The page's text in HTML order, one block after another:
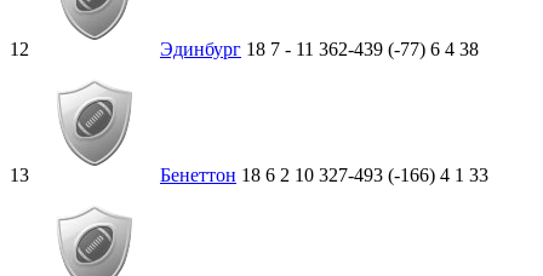
12 Эдинбург 18 7 - 11 362-439 (-77) 6 4 38
13 Бенеттон 18 6 2 10 327-493 (-166) 4 1 33